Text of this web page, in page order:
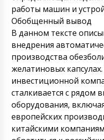
работы машин и
Обобщенный вывод
В данном тексте
внедрения
производства
желатиновых
инвестиционной
сталкивается с рядом
оборудования,
европейских
китайскими